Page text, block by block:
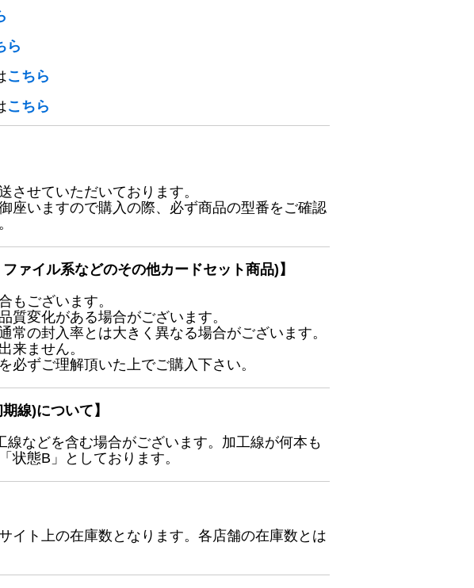
ら
こちら
こちら
せていただいております。
座いますので購入の際、必ず商品の型番をご確認
ァイル系などのその他カードセット商品)】
もございます。
質変化がある場合がございます。
常の封入率とは大きく異なる場合がございます。
来ません。
必ずご理解頂いた上でご購入下さい。
線)について】
などを含む場合がございます。加工線が何本も
状態B」としております。
イト上の在庫数となります。各店舗の在庫数とは